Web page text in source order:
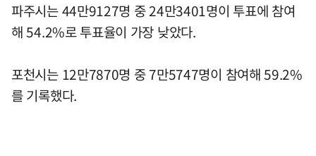
파주시는 44만9127명 중 24만3401명이 투표에 참여
해 54.2%로 투표율이 가장 낮았다.
포천시는 12만7870명 중 7만5747명이 참여해 59.2%
를 기록했다.